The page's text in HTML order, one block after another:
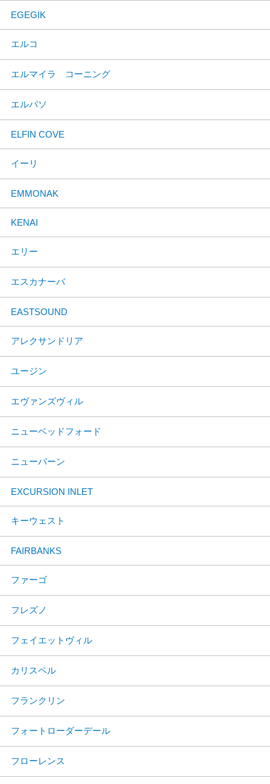
EGEGIK
エルコ
エルマイラ コーニング
エルパソ
ELFIN COVE
イーリ
EMMONAK
KENAI
エリー
エスカナーバ
EASTSOUND
アレクサンドリア
ユージン
エヴァンズヴィル
ニューベッドフォード
ニューバーン
EXCURSION INLET
キーウェスト
FAIRBANKS
ファーゴ
フレズノ
フェイエットヴィル
カリスペル
フランクリン
フォートローダーデール
フローレンス